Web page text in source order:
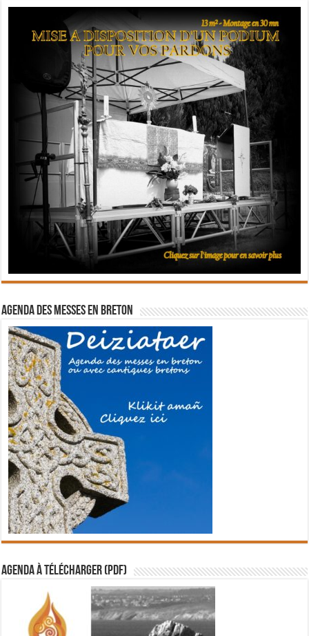
Agenda des messes en breton
Agenda à télécharger (PDF)